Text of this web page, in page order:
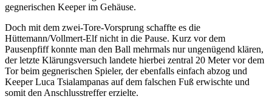
gegnerischen Keeper im Gehäuse.
Doch mit dem zwei-Tore-Vorsprung schaffte es die
Hüttemann/Vollmert-Elf nicht in die Pause. Kurz vor dem
Pausenpfiff konnte man den Ball mehrmals nur ungenügend klären,
der letzte Klärungsversuch landete hierbei zentral 20 Meter vor dem
Tor beim gegnerischen Spieler, der ebenfalls einfach abzog und
Keeper Luca Tsialampanas auf dem falschen Fuß erwischte und
somit den Anschlusstreffer erzielte.